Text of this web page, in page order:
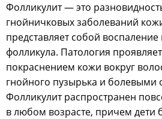
Фолликулит — это
гнойничковых заболеваний
представляет собой воспаление
фолликула. Патология
покраснением кожи вокруг
гнойного пузырька и
Фолликулит распространен
в любом возрасте, причем дети